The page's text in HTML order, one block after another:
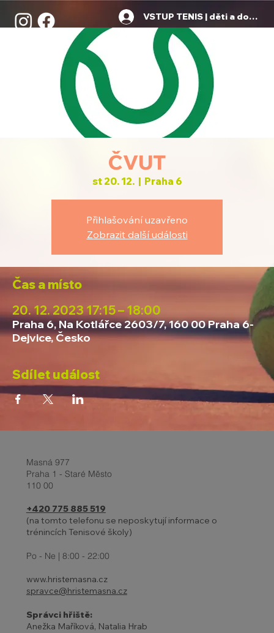
VSTUP TENIS | děti a dospělí
ČVUT
st 20. 12.
  |
Praha 6
Přihlašování uzavřeno
Zobrazit další události
Čas a místo
20. 12. 2023 17:15 – 18:00
Praha 6, Na Kotlářce 2603/7, 160 00 Praha 6-
Dejvice, Česko
Sdílet událost
Masná 977
Praha 1 - Staré Město
110 00
+420 775 885 519
(na tomto telefonu se neposkytují informace o
trénincích Tenisové školy)
Po - Ne | 8:00 - 22:00
www.hristemasna.cz
spravce@hristemasna.cz
Správci hřiště:
Anežka Maříková, Natalia Hrab